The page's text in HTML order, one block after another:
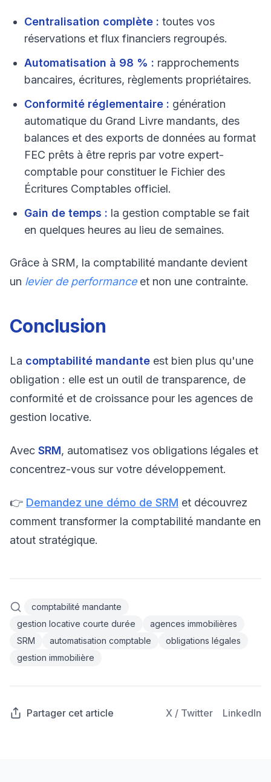
Centralisation complète : toutes vos
réservations et flux financiers regroupés.
Automatisation à 98 % : rapprochements
bancaires, écritures, règlements propriétaires.
Conformité réglementaire : génération
automatique du Grand Livre mandants, des
balances et des exports de données au format
FEC prêts à être repris par votre expert-
comptable pour constituer le Fichier des
Écritures Comptables officiel.
Gain de temps : la gestion comptable se fait
en quelques heures au lieu de semaines.
Grâce à SRM, la comptabilité mandante devient
un levier de performanceet non une contrainte.
Conclusion
La comptabilité mandante est bien plus qu'une
obligation : elle est un outil de transparence, de
conformité et de croissance pour les agences de
gestion locative.
Avec SRM, automatisez vos obligations légales et
concentrez-vous sur votre développement.
👉 Demandez une démo de SRM et découvrez
comment transformer la comptabilité mandante en
atout stratégique.
comptabilité mandante
gestion locative courte durée
agences immobilières
SRM
automatisation comptable
obligations légales
gestion immobilière
Partager cet article X / Twitter LinkedIn